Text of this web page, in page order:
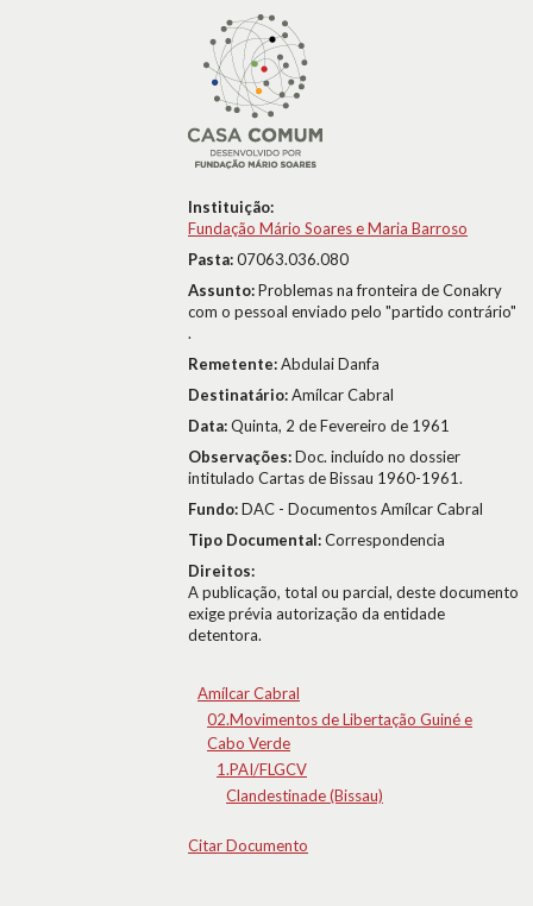
Instituição:
Fundação Mário Soares e Maria Barroso
Pasta:07063.036.080
Assunto:Problemas na fronteira de Conakry
com o pessoal enviado pelo "partido contrário"
.
Remetente:Abdulai Danfa
Destinatário:Amílcar Cabral
Data:Quinta, 2 de Fevereiro de 1961
Observações:Doc. incluído no dossier
intitulado Cartas de Bissau 1960-1961.
Fundo:DAC - Documentos Amílcar Cabral
Tipo Documental:Correspondencia
Direitos:
A publicação, total ou parcial, deste documento
exige prévia autorização da entidade
detentora.
Amílcar Cabral
02.Movimentos de Libertação Guiné e
Cabo Verde
1.PAI/FLGCV
Clandestinade (Bissau)
Citar Documento